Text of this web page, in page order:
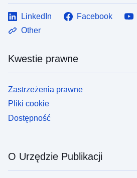
LinkedIn Facebook
Other
Kwestie prawne
Zastrzeżenia prawne
Pliki cookie
Dostępność
O Urzędzie Publikacji